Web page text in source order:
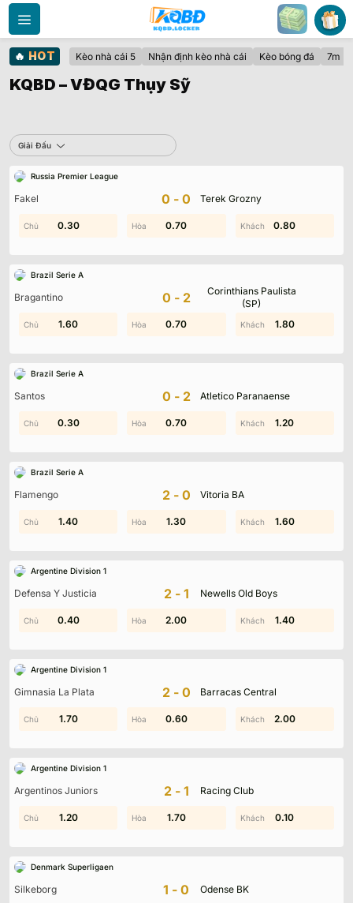
Bỏ
qua
nội
dung
🔥 HOT Kèo nhà cái 5 Nhận định kèo nhà cái Kèo bóng đá 7m
KQBD – VĐQG Thụy Sỹ
Giải Đấu
Russia Premier League
Fakel 0-0 Terek Grozny
1.50 1.90 0.50
0.30 0.70 0.80
Brazil Serie A
Bragantino 0-2
Corinthians Paulista
(SP)
1.00
0.50 1.80
1.60 0.70 1.80
Brazil Serie A
Santos 0-2 Atletico Paranaense
0.40 1.90 1.60
0.30 0.70 1.20
Brazil Serie A
Flamengo 2-0 Vitoria BA
1.60 0.90 1.60
1.40 1.30 1.60
Argentine Division 1
Defensa Y Justicia 2-1 Newells Old Boys
1.30 0.10 1.50
0.40 2.00 1.40
Argentine Division 1
Gimnasia La Plata 2-0 Barracas Central
0.40 0.20 0.20
1.70 0.60 2.00
Argentine Division 1
Argentinos Juniors 2-1 Racing Club
1.00 0.60 1.20
1.20 1.70 0.10
Denmark Superligaen
Silkeborg 1-0 Odense BK
Sbobet